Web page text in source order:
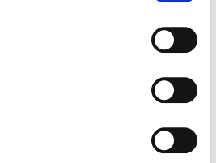
insalata amara